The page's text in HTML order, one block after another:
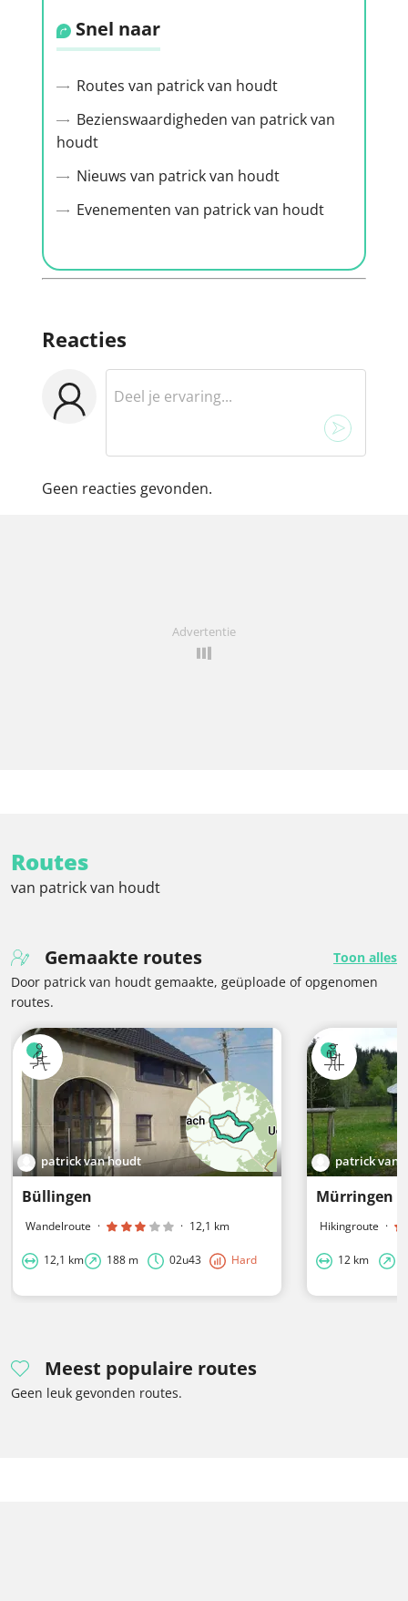
Snel naar
Routes van patrick van houdt
Bezienswaardigheden van patrick van
houdt
Nieuws van patrick van houdt
Evenementen van patrick van houdt
Reacties
Geen reacties gevonden.
Advertentie
Routes
van patrick van houdt
Gemaakte routes
Toon alles
Door patrick van houdt gemaakte, geüploade of opgenomen
routes.
patrick van houdt
Büllingen
Wandelroute · · 12,1 km
12,1 km 188 m 02u43 Hard
patrick van
Mürringen -
Hikingroute ·
12 km
Meest populaire routes
Geen leuk gevonden routes.